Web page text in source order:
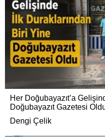
Her Doğubayazıt’a
Doğubayazıt Gazetesi
Dengi Çelik